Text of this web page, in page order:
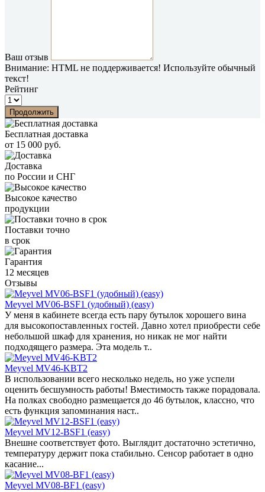
Ваш отзыв
Внимание: HTML не поддерживается! Используйте обычный
текст!
Рейтинг
Продолжить
Бесплатная доставка
от 15 000 руб.
Доставка
по России и СНГ
Высокое качество
продукции
Поставки точно
в срок
Гарантия
12 месяцев
Отзывы
Meyvel MV06-BSF1 (удобный) (easy)
У меня в кабинете всегда есть пару бутылок хорошего вина
для высокопоставленных гостей. Давно хотел приобрести себе
небольшой шкаф для хранения, но никак не мог найти
подходящего размера. Эта модель т..
Meyvel MV46-KBT2
В использовании всего несколько недель, но уже успели
оценить бесшумность работы! Вместимость также порадовала.
На полках свободно размещается до 46 бутылок, классно, что
есть функция запоминания наст..
Meyvel MV12-BSF1 (easy)
Внешне соответствует фото. Выглядит достаточно эстетично,
температуру держит пока стабильно. Сенсор работает в одно
касание...
Meyvel MV08-BF1 (easy)